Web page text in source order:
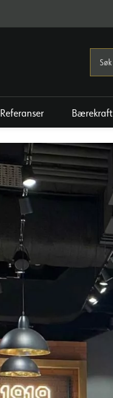
Referanser Bærekraft